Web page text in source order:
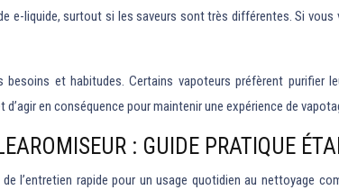
e-liquide, surtout si les saveurs sont très différentes. Si
et habitudes. Certains vapoteurs préfèrent purifier
en conséquence pour maintenir une expérience de
: GUIDE PRATIQUE
l’entretien rapide pour un usage quotidien au nettoyage